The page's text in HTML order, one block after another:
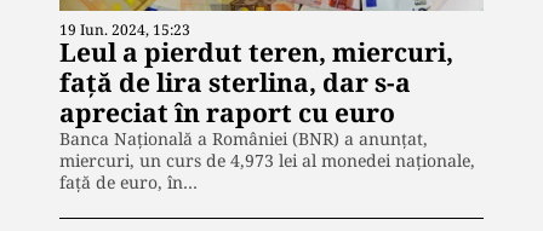
19 Iun. 2024, 15:23
Leul a pierdut teren, miercuri,
față de lira sterlina, dar s-a
apreciat în raport cu euro
Banca Națională a României (BNR) a anunțat,
miercuri, un curs de 4,973 lei al monedei naționale,
față de euro, în…